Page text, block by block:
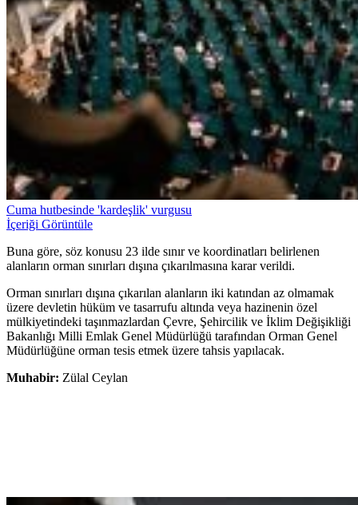
Cuma hutbesinde 'kardeşlik' vurgusu
İçeriği Görüntüle
Buna göre, söz konusu 23 ilde sınır ve koordinatları belirlenen
alanların orman sınırları dışına çıkarılmasına karar verildi.
Orman sınırları dışına çıkarılan alanların iki katından az olmamak
üzere devletin hüküm ve tasarrufu altında veya hazinenin özel
mülkiyetindeki taşınmazlardan Çevre, Şehircilik ve İklim Değişikliği
Bakanlığı Milli Emlak Genel Müdürlüğü tarafından Orman Genel
Müdürlüğüne orman tesis etmek üzere tahsis yapılacak.
Muhabir: Zülal Ceylan